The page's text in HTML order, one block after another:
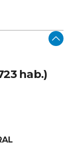
hab.)